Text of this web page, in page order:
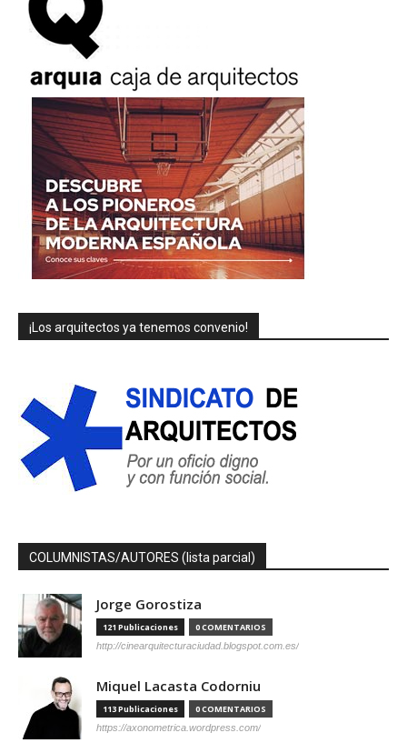
¡Los arquitectos ya tenemos convenio!
COLUMNISTAS/AUTORES (lista parcial)
Jorge Gorostiza
121 Publicaciones 0 COMENTARIOS
http://cinearquitecturaciudad.blogspot.com.es/
Miquel Lacasta Codorniu
113 Publicaciones 0 COMENTARIOS
https://axonometrica.wordpress.com/